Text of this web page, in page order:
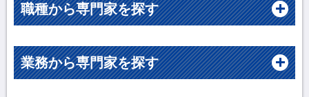
職種から専門家を探す
業務から専門家を探す